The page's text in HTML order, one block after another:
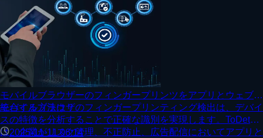
コントロールリスクを軽減できます。
モバイルブラウザーのフィンガープリンツをアプリとウェブで
統合する方法は？
モバイルブラウザのフィンガープリンティング検出は、デバイ
スの特徴を分析することで正確な識別を実現します。ToDetect
は、企業がリスク管理、不正防止、広告配信においてアプリと
2025-11-11 06:14